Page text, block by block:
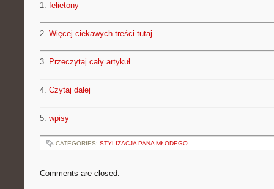
1. felietony
2. Więcej ciekawych treści tutaj
3. Przeczytaj cały artykuł
4. Czytaj dalej
5. wpisy
CATEGORIES: STYLIZACJA PANA MŁODEGO
Comments are closed.